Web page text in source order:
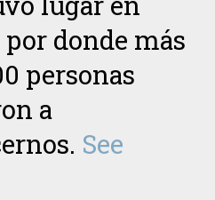
por donde más
personas
a
See